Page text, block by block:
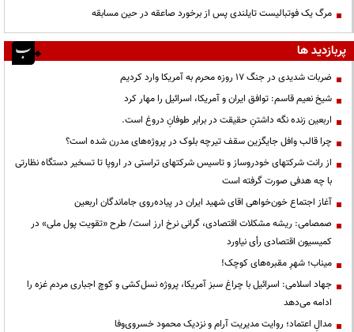
مرگ یک فوتبالیست تایلندی پس از برخورد صاعقه در حین مسابقه
پربازدید ها
ضربات شدیدی در جنگ ۱۷ روزه محرم به آمریکا وارد کردیم
شیخ نعیم قاسم: توافق ایران و آمریکا، اسرائیل را مهار کرد
اربعین زنده نگه داشتنِ حقیقت در برابر طوفانِ دروغ است.
چرا قالب وافل جایگزین سقف تیرچه بلوک در پروژه‌های مدرن شده است؟
از رانت‌ شرکتهای خودروساز و تاسیس شرکتهای تراستی در اروپا تا تسخیر دستگاه نظارتی
با چه هدفی صورت گرفته است
آغاز اجتماع خون‌خواهی اقای شهید ایران در پیاده‌روی جاماندگان اربعین
صمصامی: ریشه مشکلات اقتصادی، گرانی نرخ ارز است/ طرح «تقویت پول ملی» در
کمیسیون اقتصادی رأی نیاورد
میناب؛ شهرِ مقبره‌های کوچک!
جهاد اسلامی: اسرائیل با چراغ سبز آمریکا، پروژه نسل‌کشی و کوچ اجباری مردم غزه را
ادامه می‌دهد
مدالِ اعتماد؛ روایت مدیریت آرام و نزدیک محمود خسروی‌وفا